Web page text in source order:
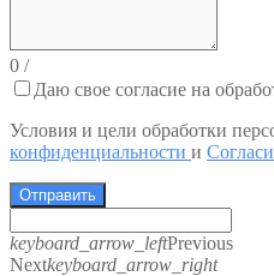
0 /
Даю свое согласие на
Условия и цели обработки
конфиденциальности и
Отправить
keyboard_arrow_leftPrevious
Nextkeyboard_arrow_right